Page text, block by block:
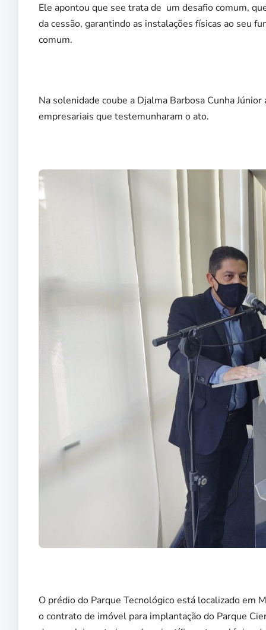
Ele apontou que see trata de um desafio comum,
da cessão, garantindo as instalações físicas ao seu
comum.
Na solenidade coube a Djalma Barbosa Cunha
empresariais que testemunharam o ato.
O prédio do Parque Tecnológico está localizado em
o contrato de imóvel para implantação do Parque